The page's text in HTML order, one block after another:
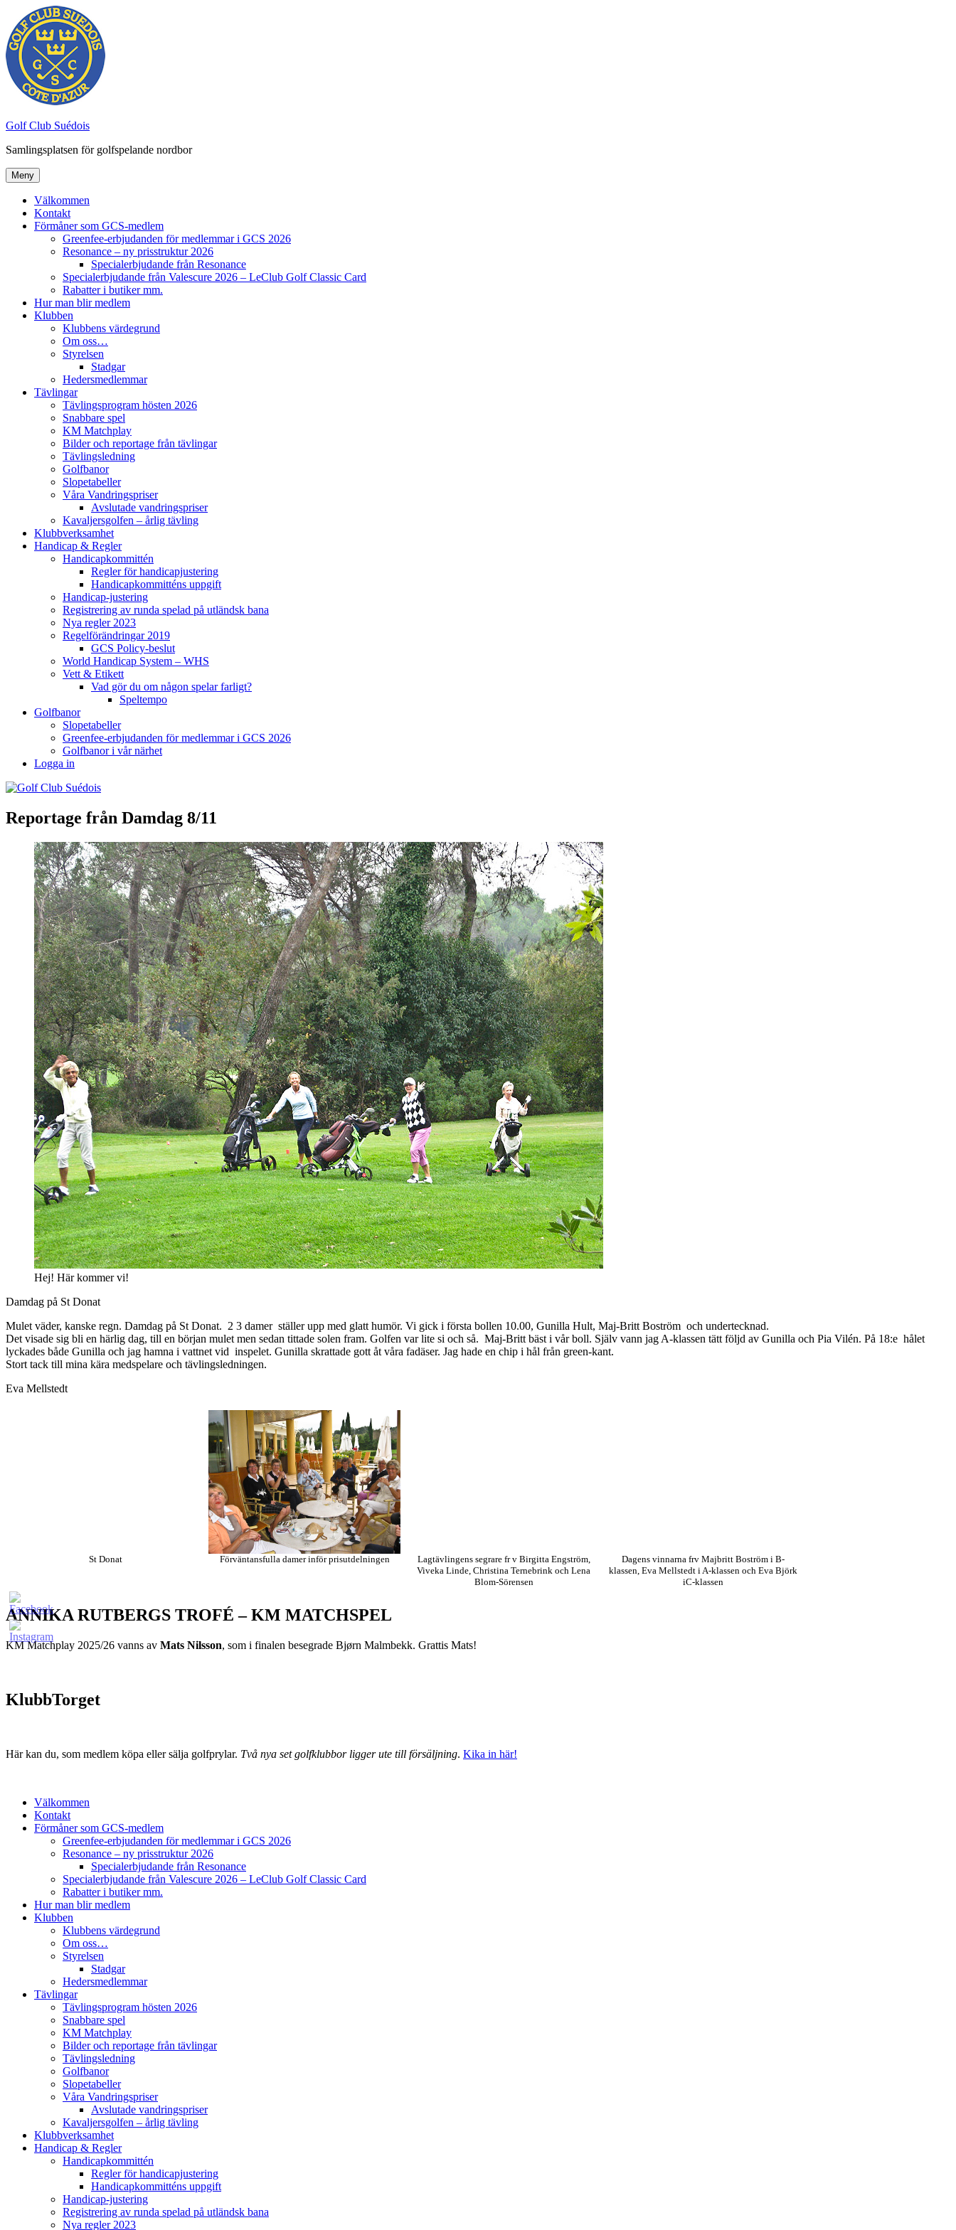
Hoppa
till
innehåll
Golf Club Suédois
Samlingsplatsen för golfspelande nordbor
Meny
Välkommen
Kontakt
Förmåner som GCS-medlem
Greenfee-erbjudanden för medlemmar i GCS 2026
Resonance – ny prisstruktur 2026
Specialerbjudande från Resonance
Specialerbjudande från Valescure 2026 – LeClub Golf Classic Card
Rabatter i butiker mm.
Hur man blir medlem
Klubben
Klubbens värdegrund
Om oss…
Styrelsen
Stadgar
Hedersmedlemmar
Tävlingar
Tävlingsprogram hösten 2026
Snabbare spel
KM Matchplay
Bilder och reportage från tävlingar
Tävlingsledning
Golfbanor
Slopetabeller
Våra Vandringspriser
Avslutade vandringspriser
Kavaljersgolfen – årlig tävling
Klubbverksamhet
Handicap & Regler
Handicapkommittén
Regler för handicapjustering
Handicapkommitténs uppgift
Handicap-justering
Registrering av runda spelad på utländsk bana
Nya regler 2023
Regelförändringar 2019
GCS Policy-beslut
World Handicap System – WHS
Vett & Etikett
Vad gör du om någon spelar farligt?
Speltempo
Golfbanor
Slopetabeller
Greenfee-erbjudanden för medlemmar i GCS 2026
Golfbanor i vår närhet
Logga in
Reportage från Damdag 8/11
Hej! Här kommer vi!
Damdag på St Donat
Mulet väder, kanske regn. Damdag på St Donat. 2 3 damer ställer upp med glatt humör. Vi gick i första bollen 10.00, Gunilla Hult, Maj-Britt Boström och undertecknad.
Det visade sig bli en härlig dag, till en början mulet men sedan tittade solen fram. Golfen var lite si och så. Maj-Britt bäst i vår boll. Själv vann jag A-klassen tätt följd av Gunilla och Pia Vilén. På 18:e hålet
lyckades både Gunilla och jag hamna i vattnet vid inspelet. Gunilla skrattade gott åt våra fadäser. Jag hade en chip i hål från green-kant.
Stort tack till mina kära medspelare och tävlingsledningen.
Eva Mellstedt
St Donat Förväntansfulla damer inför prisutdelningen
Lagtävlingens segrare fr v Birgitta Engström,
Viveka Linde, Christina Ternebrink och Lena
Blom-Sörensen
Dagens vinnarna frv Majbritt Boström i B-
klassen, Eva Mellstedt i A-klassen och Eva Björk
iC-klassen
ANNIKA RUTBERGS TROFÉ – KM MATCHSPEL
KM Matchplay 2025/26 vanns av Mats Nilsson, som i finalen besegrade Bjørn Malmbekk. Grattis Mats!
KlubbTorget
Här kan du, som medlem köpa eller sälja golfprylar. Två nya set golfklubbor ligger ute till försäljning. Kika in här!
Välkommen
Kontakt
Förmåner som GCS-medlem
Greenfee-erbjudanden för medlemmar i GCS 2026
Resonance – ny prisstruktur 2026
Specialerbjudande från Resonance
Specialerbjudande från Valescure 2026 – LeClub Golf Classic Card
Rabatter i butiker mm.
Hur man blir medlem
Klubben
Klubbens värdegrund
Om oss…
Styrelsen
Stadgar
Hedersmedlemmar
Tävlingar
Tävlingsprogram hösten 2026
Snabbare spel
KM Matchplay
Bilder och reportage från tävlingar
Tävlingsledning
Golfbanor
Slopetabeller
Våra Vandringspriser
Avslutade vandringspriser
Kavaljersgolfen – årlig tävling
Klubbverksamhet
Handicap & Regler
Handicapkommittén
Regler för handicapjustering
Handicapkommitténs uppgift
Handicap-justering
Registrering av runda spelad på utländsk bana
Nya regler 2023